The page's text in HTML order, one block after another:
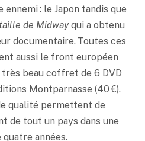
: le Japon tandis que
de Midway qui a obtenu
documentaire. Toutes ces
aussi le front européen
beau coffret de 6 DVD
Montparnasse (40 €).
qualité permettent de
de tout un pays dans une
années.